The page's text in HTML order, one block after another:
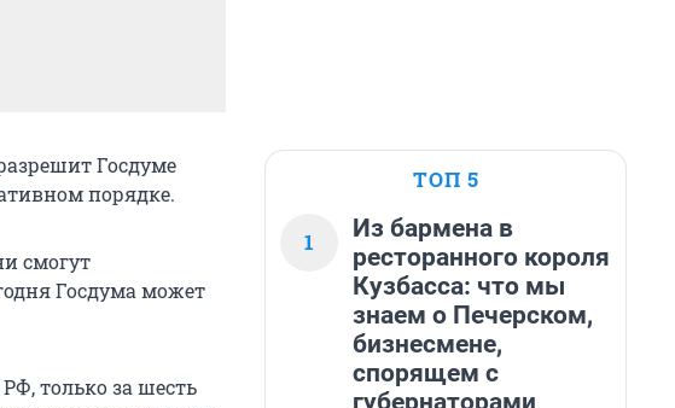
Госдуме
порядке.
смогут
Госдума может
только за шесть
ТОП 5
1
Из бармена в
ресторанного короля
Кузбасса: что мы
знаем о Печерском,
бизнесмене,
спорящем с
губернаторами